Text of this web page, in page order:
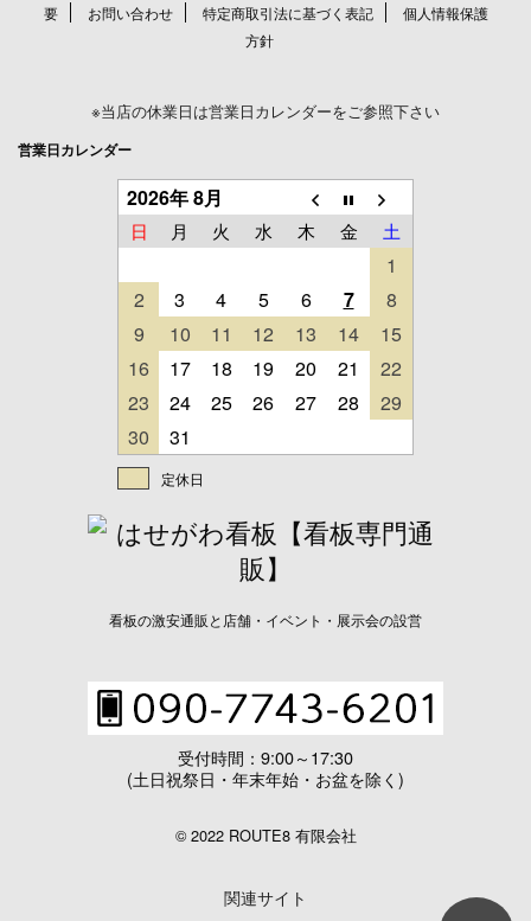
要
お問い合わせ 特定商取引法に基づく表記
個人情報保護
方針
※当店の休業日は営業日カレンダーをご参照下さい
営業日カレンダー
2026年 8月
日 月 火 水 木 金 土
1
2
3 4 5 6 7
8
9
10 11 12 13 14
15
16
17 18 19 20 21
22
23
24 25 26 27 28
29
30
31
定休日
看板の激安通販と店舗・イベント・展示会の設営
受付時間：9:00～17:30
(土日祝祭日・年末年始・お盆を除く)
© 2022 ROUTE8 有限会社
関連サイト